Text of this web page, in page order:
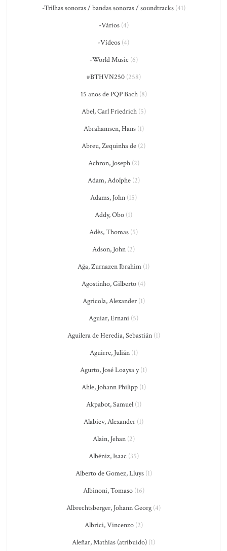
-Trilhas sonoras / bandas sonoras / soundtracks(41)
-Vários(4)
-Vídeos (4)
-World Music (6)
#BTHVN250(258)
15 anos de PQP Bach(8)
Abel, Carl Friedrich(5)
Abrahamsen, Hans(1)
Abreu, Zequinha de (2)
Achron, Joseph(2)
Adam, Adolphe(2)
Adams, John (15)
Addy, Obo (1)
Adès, Thomas (5)
Adson, John (2)
Ağa, Zurnazen Ibrahim (1)
Agostinho, Gilberto (4)
Agricola, Alexander(1)
Aguiar, Ernani (5)
Aguilera de Heredia, Sebastián(1)
Aguirre, Julián(1)
Agurto, José Loaysa y(1)
Ahle, Johann Philipp(1)
Akpabot, Samuel(1)
Alabiev, Alexander (1)
Alain, Jehan(2)
Albéniz, Isaac (35)
Alberto de Gomez, Lluys(1)
Albinoni, Tomaso(16)
Albrechtsberger, Johann Georg (4)
Albrici, Vincenzo(2)
Aleñar, Mathías (atribuido) (1)